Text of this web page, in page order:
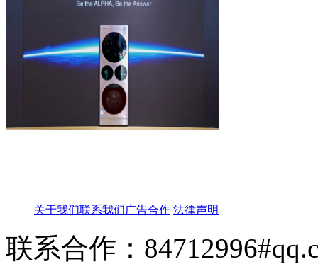
关于我们联系我们广告合作 法律声明
联系合作：